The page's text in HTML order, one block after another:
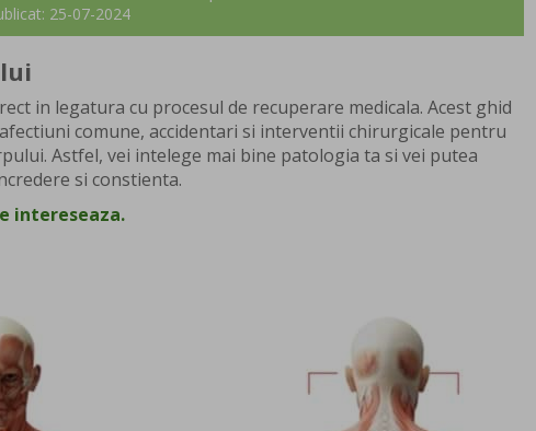
25-07-2024
in legatura cu procesul de recuperare medicala. Acest ghid
comune, accidentari si interventii chirurgicale pentru
Astfel, vei intelege mai bine patologia ta si vei putea
si constienta.
intereseaza.